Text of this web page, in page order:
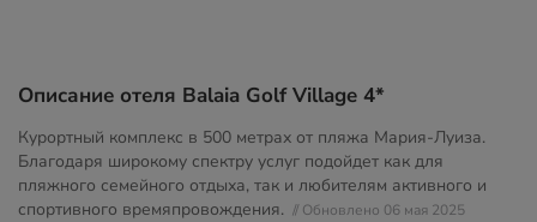
Описание отеля Balaia Golf Village 4*
Курортный комплекс в 500 метрах от пляжа Мария-Луиза.
Благодаря широкому спектру услуг подойдет как для
пляжного семейного отдыха, так и любителям активного и
спортивного времяпровождения. // Обновлено 06 мая 2025